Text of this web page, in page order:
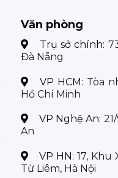
Văn phòng
Trụ sở chính:
Đà Nẵng
VP HCM: Tòa
Hồ Chí Minh
VP Nghệ An:
An
VP HN: 17, Khu
Từ Liêm, Hà Nội